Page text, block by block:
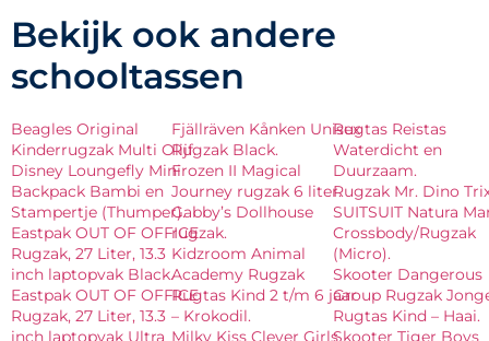
Bekijk ook andere
schooltassen
Beagles Original
Kinderrugzak Multi Olijf.
Disney Loungefly Mini
Backpack Bambi en
Stampertje (Thumper).
Eastpak OUT OF OFFICE
Rugzak, 27 Liter, 13.3
inch laptopvak Black.
Eastpak OUT OF OFFICE
Rugzak, 27 Liter, 13.3
inch laptopvak Ultra
Fjällräven Kånken Unisex
Rugzak Black.
Frozen II Magical
Journey rugzak 6 liter.
Gabby’s Dollhouse
rugzak.
Kidzroom Animal
Academy Rugzak
Rugtas Kind 2 t/m 6 jaar
– Krokodil.
Milky Kiss Clever Girls
Rugtas Reistas
Waterdicht en
Duurzaam.
Rugzak Mr. Dino
SUITSUIT Natura
Crossbody/Rugzak
(Micro).
Skooter Dangerous
Group Rugzak
Rugtas Kind – Haai.
Skooter Tiger Boys